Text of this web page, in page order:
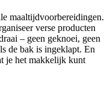
maaltijdvoorbereidingen.
verse producten
– geen geknoei, geen
de bak is ingeklapt. En
je het makkelijk kunt